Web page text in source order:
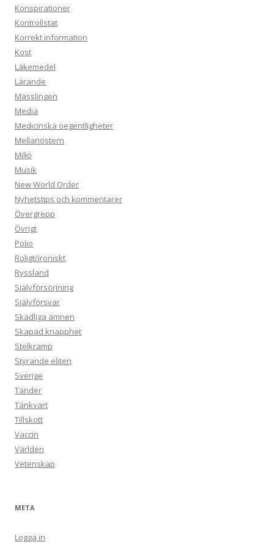
Konspirationer
Kontrollstat
Korrekt information
Kost
Läkemedel
Lärande
Mässlingen
Media
Medicinska oegentligheter
Mellanöstern
Miljö
Musik
New World Order
Nyhetstips och kommentarer
Övergrepp
Övrigt
Polio
Roligt/ironiskt
Ryssland
Självförsörjning
Självförsvar
Skadliga ämnen
Skapad knapphet
Stelkramp
Styrande eliten
Sverige
Tänder
Tänkvärt
Tillskott
Vaccin
Världen
Vetenskap
META
Logga in